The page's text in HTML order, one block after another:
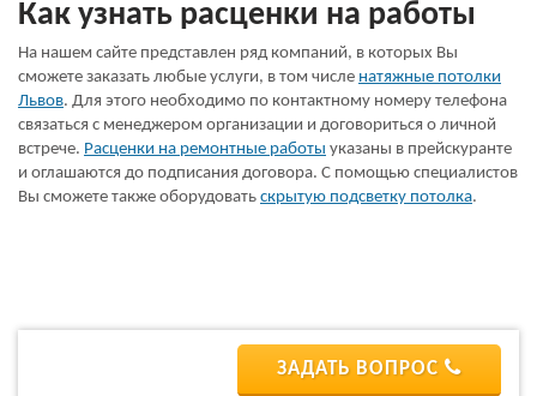
Как узнать расценки на работы
На нашем сайте представлен ряд компаний, в которых Вы
сможете заказать любые услуги, в том числе натяжные потолки
Львов. Для этого необходимо по контактному номеру телефона
связаться с менеджером организации и договориться о личной
встрече. Расценки на ремонтные работы указаны в прейскуранте
и оглашаются до подписания договора. С помощью специалистов
Вы сможете также оборудовать скрытую подсветку потолка.
ЗАДАТЬ ВОПРОС